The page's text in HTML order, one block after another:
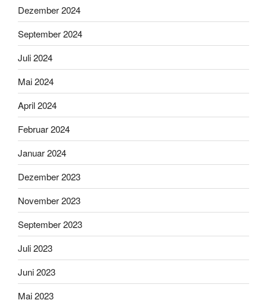
Dezember 2024
September 2024
Juli 2024
Mai 2024
April 2024
Februar 2024
Januar 2024
Dezember 2023
November 2023
September 2023
Juli 2023
Juni 2023
Mai 2023